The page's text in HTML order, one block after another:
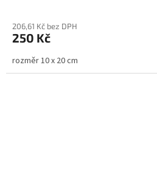
206,61 Kč bez DPH
250 Kč
rozměr 10 x 20 cm